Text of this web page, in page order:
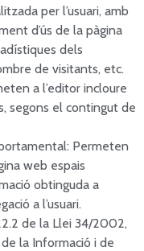
per l’usuari, amb
d’ús de la pàgina
dels
de visitants, etc.
a l’editor incloure
segons el contingut de
Permeten
web espais
obtinguda a
a l’usuari.
de la Llei 34/2002,
de la Informació i de